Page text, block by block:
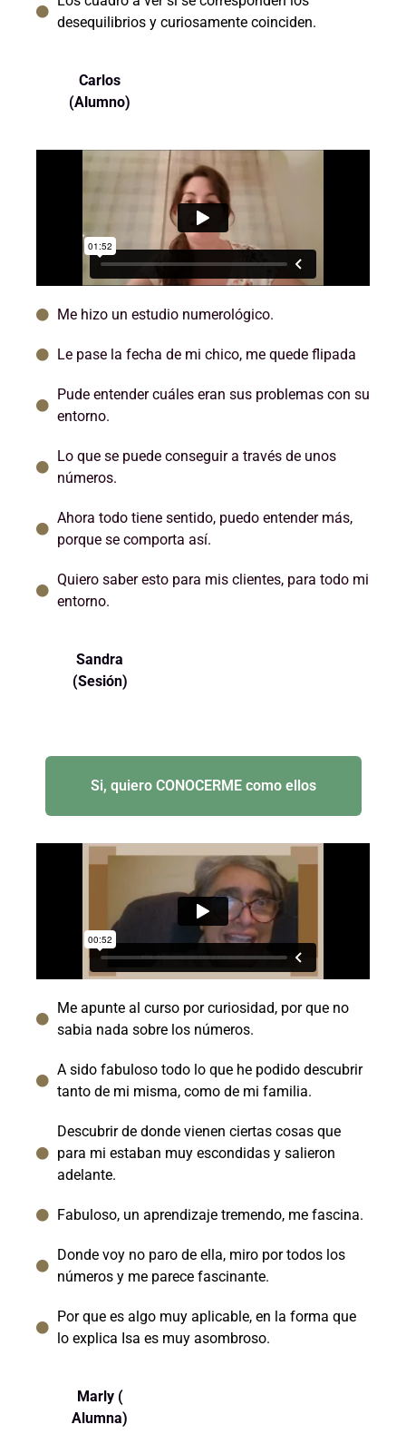
desequilibrios y curiosamente coinciden.
Carlos
(Alumno)
Me hizo un estudio numerológico.
Le pase la fecha de mi chico, me quede flipada
Pude entender cuáles eran sus problemas con su
entorno.
Lo que se puede conseguir a través de unos
números.
Ahora todo tiene sentido, puedo entender más,
porque se comporta así.
Quiero saber esto para mis clientes, para todo mi
entorno.
Sandra
(Sesión)
Si, quiero CONOCERME como ellos
Me apunte al curso por curiosidad, por que no
sabia nada sobre los números.
A sido fabuloso todo lo que he podido descubrir
tanto de mi misma, como de mi familia.
Descubrir de donde vienen ciertas cosas que
para mi estaban muy escondidas y salieron
adelante.
Fabuloso, un aprendizaje tremendo, me fascina.
Donde voy no paro de ella, miro por todos los
números y me parece fascinante.
Por que es algo muy aplicable, en la forma que
lo explica Isa es muy asombroso.
Marly (
Alumna)